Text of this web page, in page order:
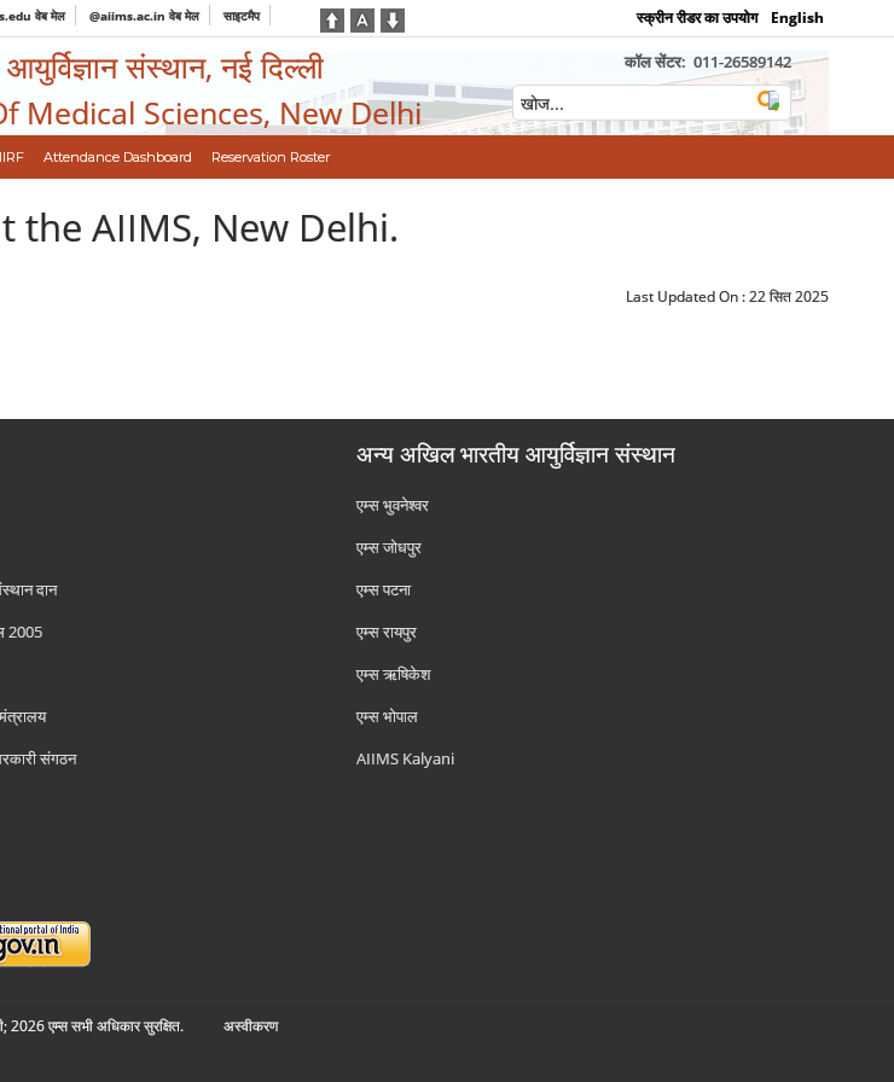
वेब मेल @aiims.ac.in वेब मेल साइटमैप स्क्रीन रीडर का उपयोग English
संस्थान, नई दिल्ली
Medical Sciences, New Delhi
कॉल सेंटर: 011-26589142
Attendance Dashboard Reservation Roster
AIIMS, New Delhi.
Last Updated On :22 सित 2025
दान
2005
संगठन
अन्य अखिल भारतीय आयुर्विज्ञान संस्थान
एम्‍स भुवनेश्वर
एम्‍स जोधपुर
एम्‍स पटना
एम्‍स रायपुर
एम्‍स ऋषिकेश
एम्‍स भोपाल
AIIMS Kalyani
2026 एम्स सभी अधिकार सुरक्षित. अस्‍वीकरण